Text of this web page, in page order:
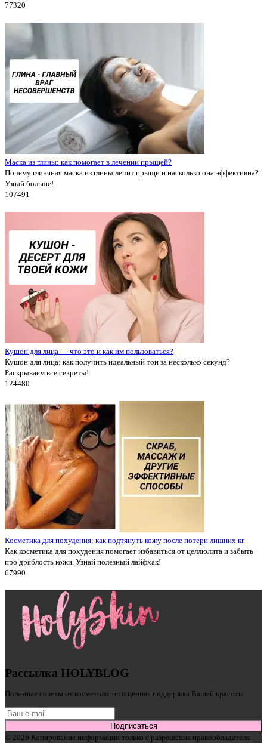
77320
Маска из глины: как помогает в лечении прыщей?
Почему глиняная маска из глины лечит прыщи и насколько она эффективна?
Узнай больше!
107491
Кушон для лица — что это и как им пользоваться?
Кушон для лица: как получить идеальный тон за несколько секунд?
Раскрываем все секреты!
124480
Косметика для похудения: как подтянуть кожу после потери лишних кг
Как косметика для похудения помогает избавиться от целлюлита и забыть
про дряблость кожи. Узнай полезный лайфхак!
67990
Рассылка HOLYBLOG
Полезные советы от косметологов и ценная поддержка Вашей красоты
Подписаться
© 2026 Копирование информации только с разрешения правообладателя